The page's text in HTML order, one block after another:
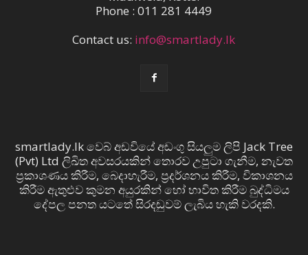
Phone : 011 281 4449
Contact us: info@smartlady.lk
smartlady.lk වෙබ් අඩවියේ අඩංගු සියලුම ලිපි Jack Tree
(Pvt) Ltd ලිඛිත අවසරයකින් තොරව උපුටා ගැනීම, නැවත
ප්‍රකාශණය කිරීම, බෙදාහැරීම, ප්‍රදර්ශනය කිරීම, විකාශනය
කිරීම ඇතුළුව කුමන අයුරකින් හෝ භාවිත කිරීම බුද්ධිමය
දේපල පනත යටතේ සිරදඬුවම් ලැබිය හැකි වරදකි.